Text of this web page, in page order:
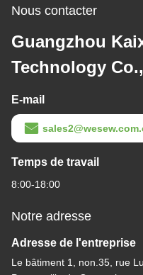
Nous contacter
Guangzhou
Technology
E-mail
Temps de travail
8:00-18:00
Notre adresse
Adresse de l'entreprise
Le bâtiment 1, non.35, rue